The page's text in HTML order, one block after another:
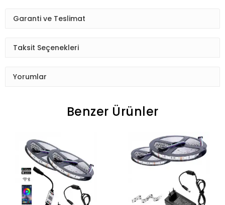
Garanti ve Teslimat
Taksit Seçenekleri
Yorumlar
Benzer Ürünler